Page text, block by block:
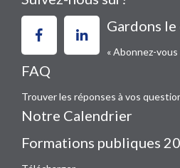
Gardons
« Abonnez-
FAQ
Trouver les réponses à vos
Notre Calendrier
Formations publiques